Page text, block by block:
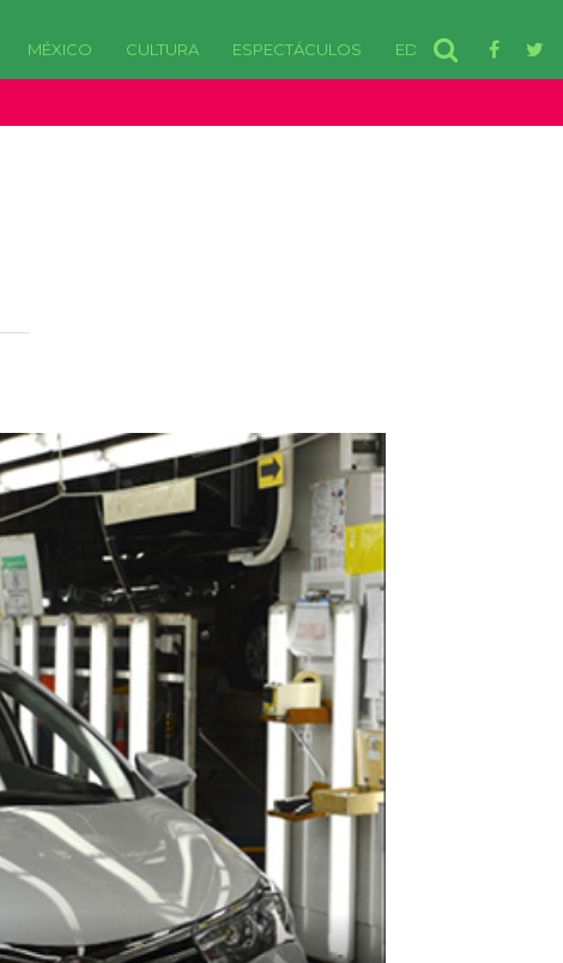
MÉXICO CULTURA ESPECTÁCULOS EDOMEX